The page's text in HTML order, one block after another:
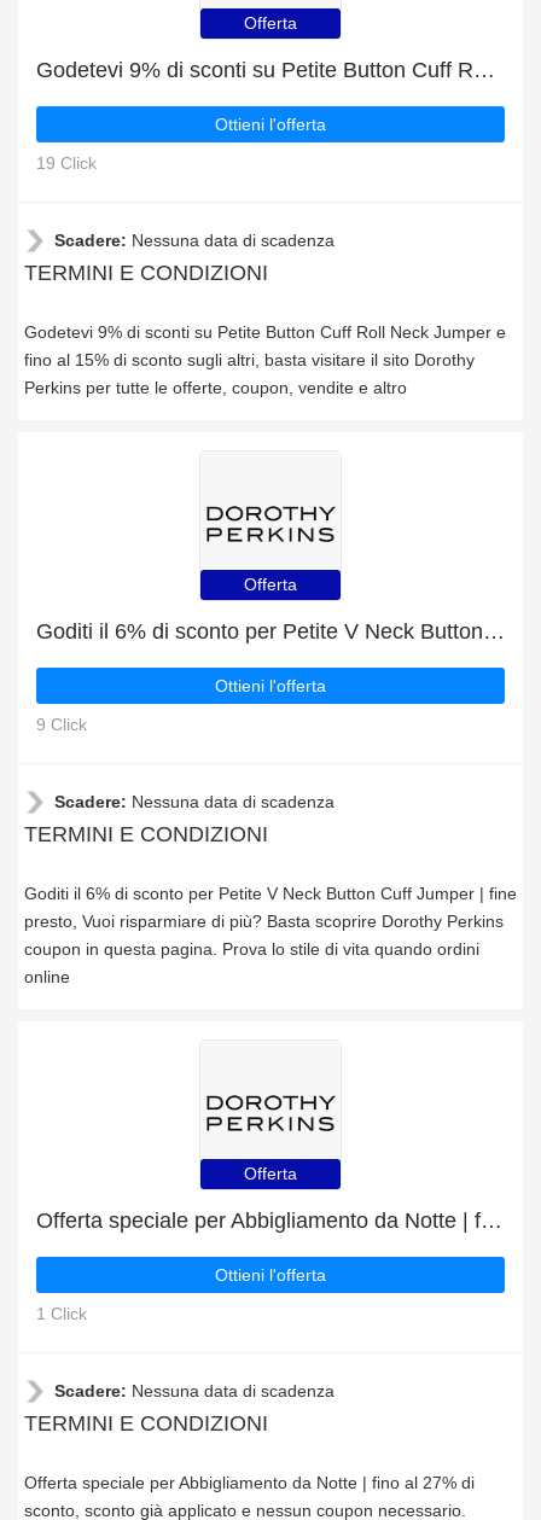
Offerta
Godetevi 9% di sconti su Petite Button Cuff Roll Neck Jumper e fino al 15% di sconto sugli altri
Ottieni l'offerta
19 Click
Scadere: Nessuna data di scadenza
TERMINI E CONDIZIONI
Godetevi 9% di sconti su Petite Button Cuff Roll Neck Jumper e
fino al 15% di sconto sugli altri, basta visitare il sito Dorothy
Perkins per tutte le offerte, coupon, vendite e altro
Offerta
Goditi il 6% di sconto per Petite V Neck Button Cuff Jumper | fine presto
Ottieni l'offerta
9 Click
Scadere: Nessuna data di scadenza
TERMINI E CONDIZIONI
Goditi il 6% di sconto per Petite V Neck Button Cuff Jumper | fine
presto, Vuoi risparmiare di più? Basta scoprire Dorothy Perkins
coupon in questa pagina. Prova lo stile di vita quando ordini
online
Offerta
Offerta speciale per Abbigliamento da Notte | fino al 27% di sconto
Ottieni l'offerta
1 Click
Scadere: Nessuna data di scadenza
TERMINI E CONDIZIONI
Offerta speciale per Abbigliamento da Notte | fino al 27% di
sconto, sconto già applicato e nessun coupon necessario.